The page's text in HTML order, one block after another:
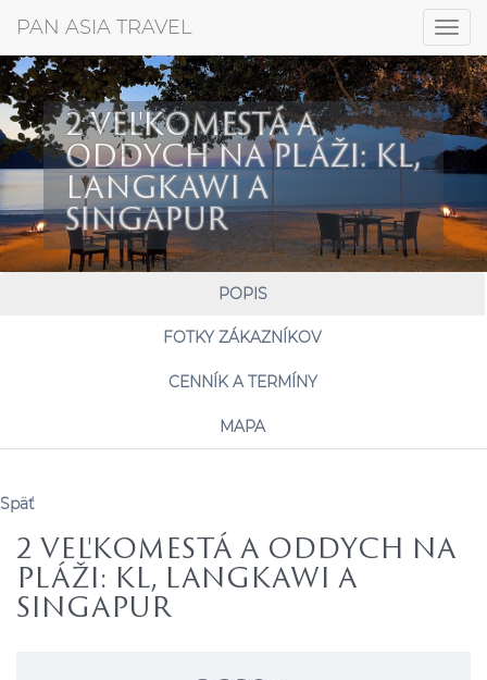
PAN ASIA TRAVEL
+421 917 372 256
2 VEĽKOMESTÁ A
ODDYCH NA PLÁŽI: KL,
LANGKAWI A
SINGAPUR
POPIS
FOTKY ZÁKAZNÍKOV
CENNÍK A TERMÍNY
MAPA
Späť
2 VEĽKOMESTÁ A ODDYCH NA
PLÁŽI: KL, LANGKAWI A
SINGAPUR